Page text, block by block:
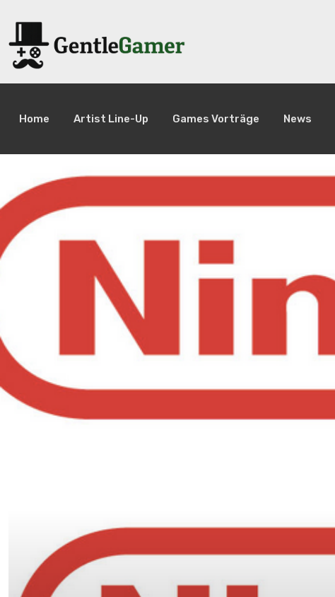
Home Artist Line-Up Games Vorträge News